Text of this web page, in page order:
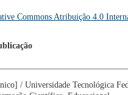
Commons Atribuição 4.0
/ Universidade Tecnológica